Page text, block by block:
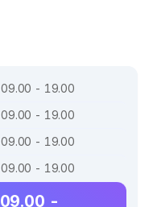
09.00 - 19.00
09.00 - 19.00
09.00 - 19.00
09.00 - 19.00
09.00 -